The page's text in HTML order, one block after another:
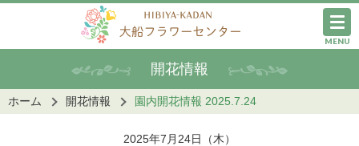
MENU
開花情報
ホーム 開花情報 園内開花情報 2025.7.24
2025年7月24日（木）